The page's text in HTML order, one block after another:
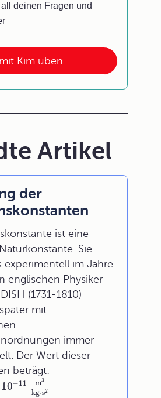
Kim üben
deinen Fragen und
Artikel
der
ist eine
Sie
experimentell im Jahre
englischen Physiker
(1731-1810)
mit
immer
Der Wert dieser
beträgt:
10−11 m3
kg⋅s2